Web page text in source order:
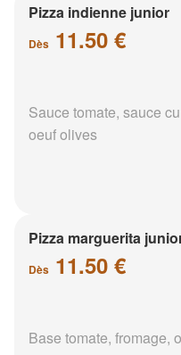
Pizza indienne junior
Dès 11.50 €
Sauce tomate, sauce
oeuf olives
Pizza marguerita
Dès 11.50 €
Base tomate, fromage,